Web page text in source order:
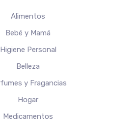
Alimentos
Bebé y Mamá
Higiene Personal
Belleza
y Fragancias
Hogar
Medicamentos